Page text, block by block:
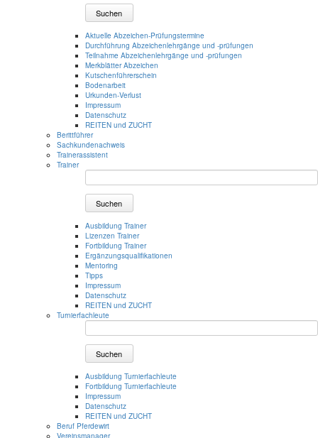
Suchen
Aktuelle Abzeichen-Prüfungstermine
Durchführung Abzeichenlehrgänge und -prüfungen
Teilnahme Abzeichenlehrgänge und -prüfungen
Merkblätter Abzeichen
Kutschenführerschein
Bodenarbeit
Urkunden-Verlust
Impressum
Datenschutz
REITEN und ZUCHT
Berittführer
Sachkundenachweis
Trainerassistent
Trainer
Suchen
Ausbildung Trainer
Lizenzen Trainer
Fortbildung Trainer
Ergänzungsqualifikationen
Mentoring
Tipps
Impressum
Datenschutz
REITEN und ZUCHT
Turnierfachleute
Suchen
Ausbildung Turnierfachleute
Fortbildung Turnierfachleute
Impressum
Datenschutz
REITEN und ZUCHT
Beruf Pferdewirt